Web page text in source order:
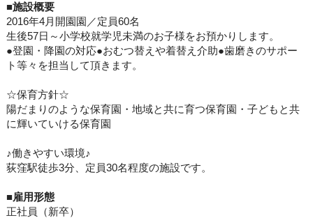
■施設概要
2016年4月開園園／定員60名
生後57日～小学校就学児未満のお子様をお預かりします。
●登園・降園の対応●おむつ替えや着替え介助●歯磨きのサポー
ト等々を担当して頂きます。
☆保育方針☆
陽だまりのような保育園・地域と共に育つ保育園・子どもと共
に輝いていける保育園
♪働きやすい環境♪
荻窪駅徒歩3分、定員30名程度の施設です。
■雇用形態
正社員（新卒）